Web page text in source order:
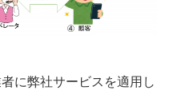
に弊社サービスを適用し